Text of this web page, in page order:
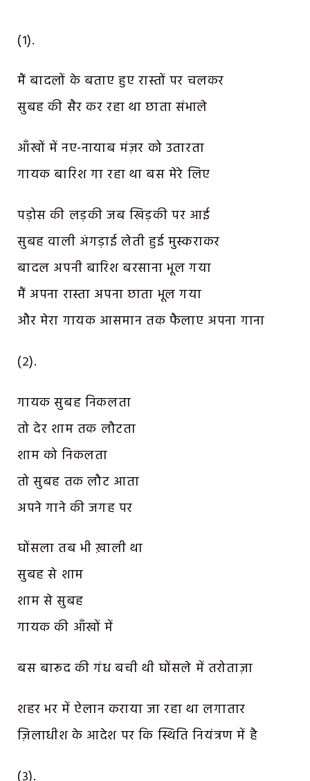
(१).
मैं बादलों के बताए हुए रास्तों पर चलकर
सुबह की सैर कर रहा था छाता संभाले
आँखों में नए-नायाब मंज़र को उतारता
गायक बारिश गा रहा था बस मेरे लिए
पड़ोस की लड़की जब खिड़की पर आई
सुबह वाली अंगड़ाई लेती हुई मुस्कराकर
बादल अपनी बारिश बरसाना भूल गया
मैं अपना रास्ता अपना छाता भूल गया
और मेरा गायक आसमान तक फैलाए अपना गाना
(२).
गायक सुबह निकलता
तो देर शाम तक लौटता
शाम को निकलता
तो सुबह तक लौट आता
अपने गाने की जगह पर
घोंसला तब भी ख़ाली था
सुबह से शाम
शाम से सुबह
गायक की आँखों में
बस बारूद की गंध बची थी घोंसले में तरोताज़ा
शहर भर में ऐलान कराया जा रहा था लगातार
ज़िलाधीश के आदेश पर कि स्थिति नियंत्रण में है
(३).